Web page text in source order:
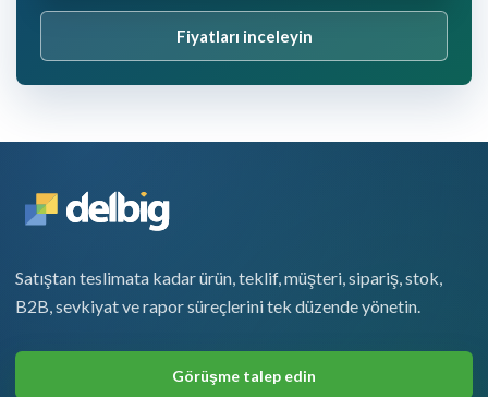
Fiyatları inceleyin
Satıştan teslimata kadar ürün, teklif, müşteri, sipariş, stok,
B2B, sevkiyat ve rapor süreçlerini tek düzende yönetin.
Görüşme talep edin